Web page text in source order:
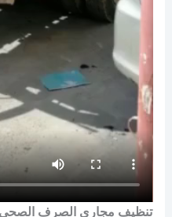
تنظيف مجاري الصرف الصحي